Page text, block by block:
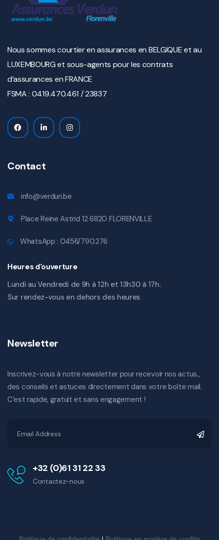
Nous sommes courtier en assurances en BELGIQUE et au
LUXEMBOURG et sous-agents pour les contrats
d’assurances en FRANCE
FSMA : 0419.470.461 / 23837
Contact
info@verdun.be
Place Reine Astrid 12 6820 FLORENVILLE
WhatsApp : 0456/790.276
Heures d'ouverture
Lundi au Vendredi de 9h à 12h et 13h30 à 17h.
Sur rendez-vous en dehors des heures
Newsletter
Inscrivez-vous à notre newsletter pour recevoir nos actus.,
des conseils et astuces directement dans votre boîte mail.
C’est rapide, gratuit et sans engagement !
+32 (0)61 31 22 33
Contactez-nous